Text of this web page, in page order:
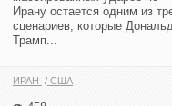
Ирану остается одним из
сценариев, которые
Трамп...
ИРАН США